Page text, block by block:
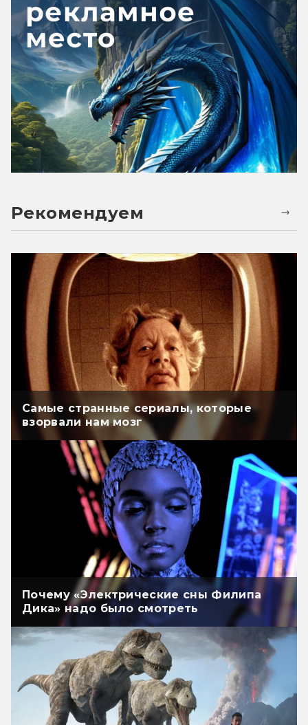
Рекомендуем
Самые странные сериалы, которые
взорвали нам мозг
Почему «Электрические сны Филипа
Дика» надо было смотреть